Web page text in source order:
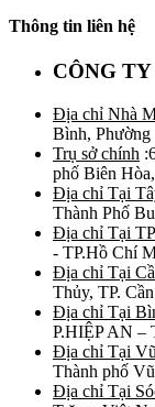
Thông tin liên hệ
CÔNG
Địa chỉ Nhà
Bình,
Trụ sở chính
phố Biên
Địa chỉ Tại
Thành Phố
Địa chỉ Tại
- TP.Hồ Chí
Địa chỉ Tại
Thủy, TP.
Địa chỉ Tại
P.HIỆP AN
Địa chỉ Tại
Thành phố
Địa chỉ Tại